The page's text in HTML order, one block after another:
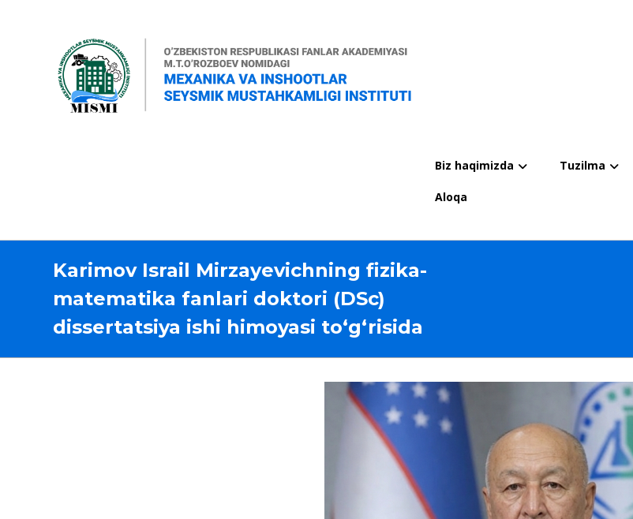
Biz haqimizda Tuzilma
Aloqa
Karimov Israil Mirzayevichning fizika-
matematika fanlari doktori (DSc)
dissertatsiya ishi himoyasi to‘g‘risida